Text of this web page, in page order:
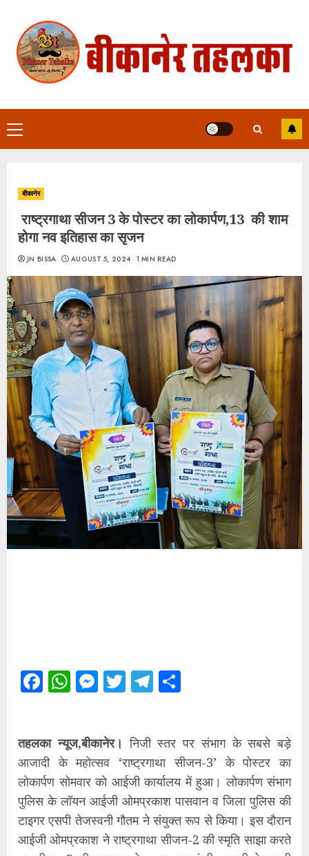
content
Primary
Menu
बीकानेर
राष्ट्रगाथा सीजन 3 के पोस्टर का लोकार्पण,13 की शाम
होगा नव इतिहास का सृजन
JN BISSA AUGUST 5, 2024 1 MIN READ
Facebook
WhatsApp
Messenger
TwitterTelegram
तहलका न्यूज,बीकानेर। निजी स्तर पर संभाग के सबसे बड़े
आजादी के महोत्सव ‘राष्ट्रगाथा सीजन-3’ के पोस्टर का
लोकार्पण सोमवार को आईजी कार्यालय में हुआ। लोकार्पण संभाग
पुलिस के लॉयन आईजी ओमप्रकाश पासवान व जिला पुलिस की
टाइगर एसपी तेजस्वनी गौतम ने संयुक्त रूप से किया। इस दौरान
आईजी ओमप्रकाश ने राष्ट्रगाथा सीजन-2 की स्मृति साझा करते